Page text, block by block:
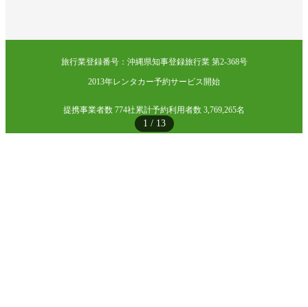
1 / 13
旅行業登録番号：沖縄県知事登録旅行業 第2-368号
2013年レンタカー予約サービス開始
提携事業者数 774社累計予約利用者数 3,769,265名